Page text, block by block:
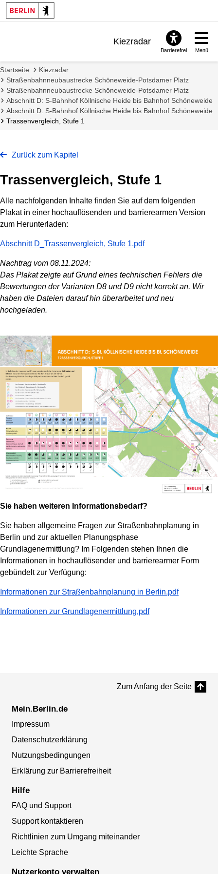
Kiezradar
Barrierefrei Menü
Startseite
Kiezradar
Straßenbahnneubaustrecke Schöneweide-Potsdamer Platz
Straßenbahnneubaustrecke Schöneweide-Potsdamer Platz
Abschnitt D: S-Bahnhof Köllnische Heide bis Bahnhof Schöneweide
Abschnitt D: S-Bahnhof Köllnische Heide bis Bahnhof Schöneweide
Trassenvergleich, Stufe 1
Zurück zum Kapitel
Trassenvergleich, Stufe 1
Alle nachfolgenden Inhalte finden Sie auf dem folgenden
Plakat in einer hochauflösenden und barrierearmen Version
zum Herunterladen:
Abschnitt D_Trassenvergleich, Stufe 1.pdf
Nachtrag vom 08.11.2024:
Das Plakat zeigte auf Grund eines technischen Fehlers die
Bewertungen der Varianten D8 und D9 nicht korrekt an. Wir
haben die Dateien darauf hin überarbeitet und neu
hochgeladen.
Sie haben weiteren Informationsbedarf?
Sie haben allgemeine Fragen zur Straßenbahnplanung in
Berlin und zur aktuellen Planungsphase
Grundlagenermittlung? Im Folgenden stehen Ihnen die
Informationen in hochauflösender und barrierearmer Form
gebündelt zur Verfügung:
Informationen zur Straßenbahnplanung in Berlin.pdf
Informationen zur Grundlagenermittlung.pdf
Zum Anfang der Seite
Mein.Berlin.de
Impressum
Datenschutzerklärung
Nutzungsbedingungen
Erklärung zur Barrierefreiheit
Hilfe
FAQ und Support
Support kontaktieren
Richtlinien zum Umgang miteinander
Leichte Sprache
Nutzerkonto verwalten